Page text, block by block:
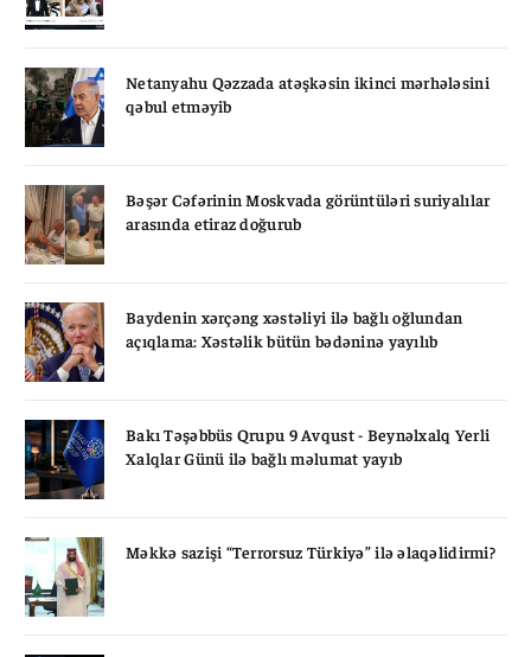
Netanyahu Qəzzada atəşkəsin ikinci mərhələsini
qəbul etməyib
Bəşər Cəfərinin Moskvada görüntüləri suriyalılar
arasında etiraz doğurub
Baydenin xərçəng xəstəliyi ilə bağlı oğlundan
açıqlama: Xəstəlik bütün bədəninə yayılıb
Bakı Təşəbbüs Qrupu 9 Avqust - Beynəlxalq Yerli
Xalqlar Günü ilə bağlı məlumat yayıb
Məkkə sazişi “Terrorsuz Türkiyə” ilə əlaqəlidirmi?